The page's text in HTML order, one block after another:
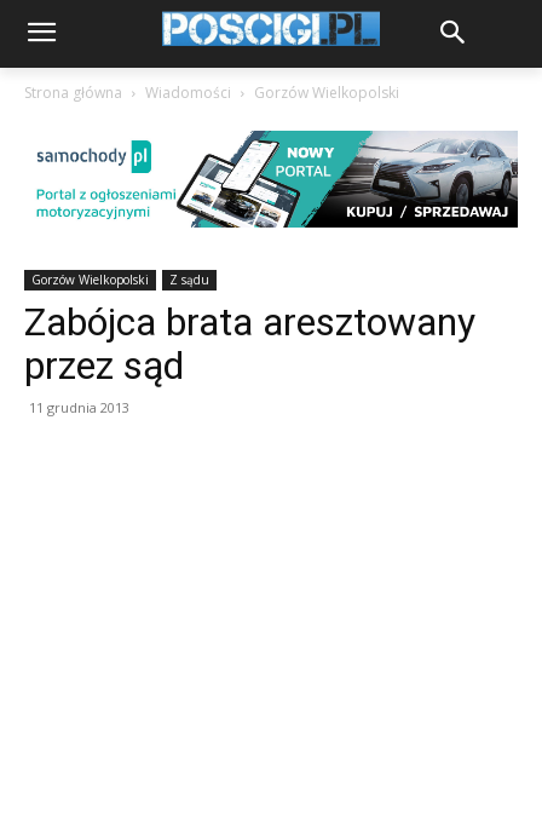
Strona główna Wiadomości Gorzów Wielkopolski
Gorzów Wielkopolski Z sądu
Zabójca brata aresztowany
przez sąd
11 grudnia 2013